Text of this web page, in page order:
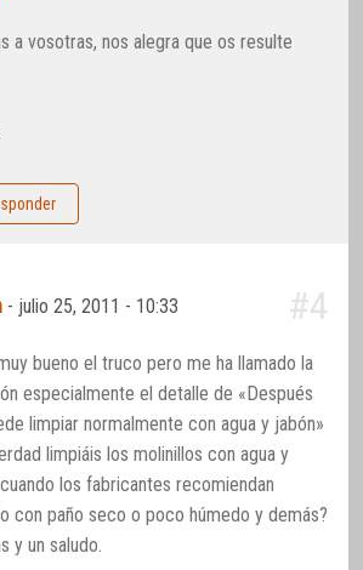
a vosotras, nos alegra que os resulte
- julio 25, 2011 - 10:33 #4
bueno el truco pero me ha llamado la
especialmente el detalle de «Después
limpiar normalmente con agua y jabón»
limpiáis los molinillos con agua y
los fabricantes recomiendan
con paño seco o poco húmedo y demás?
y un saludo.